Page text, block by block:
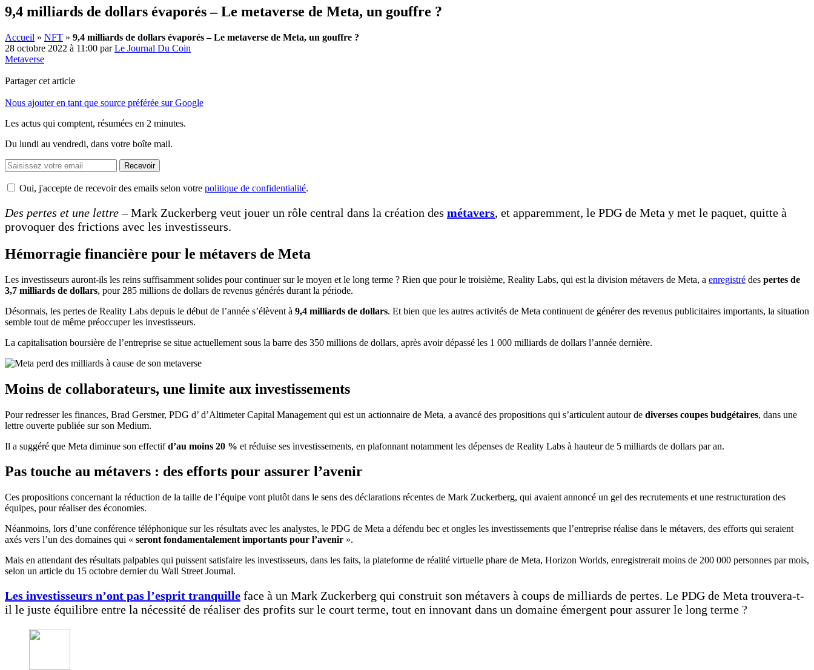
9,4 milliards de dollars évaporés – Le metaverse de Meta, un gouffre ?
Accueil » NFT » 9,4 milliards de dollars évaporés – Le metaverse de Meta, un gouffre ?
28 octobre 2022 à 11:00 parLe Journal Du Coin
Metaverse
Partager cet article
Nous ajouter en tant que source préférée sur Google
Les actus qui comptent, résumées en 2 minutes.
Du lundi au vendredi, dans votre boîte mail.
Recevoir
Oui, j'accepte de recevoir des emails selon votre politique de confidentialité.
Des pertes et une lettre– Mark Zuckerberg veut jouer un rôle central dans la création des métavers, et apparemment, le PDG de Meta y met le paquet, quitte à
provoquer des frictions avec les investisseurs.
Hémorragie financière pour le métavers de Meta
Les investisseurs auront-ils les reins suffisamment solides pour continuer sur le moyen et le long terme ? Rien que pour le troisième, Reality Labs, qui est la division métavers de Meta, a enregistré des pertes de
3,7 milliards de dollars, pour 285 millions de dollars de revenus générés durant la période.
Désormais, les pertes de Reality Labs depuis le début de l’année s’élèvent à 9,4 milliards de dollars. Et bien que les autres activités de Meta continuent de générer des revenus publicitaires importants, la situation
semble tout de même préoccuper les investisseurs.
La capitalisation boursière de l’entreprise se situe actuellement sous la barre des 350 millions de dollars, après avoir dépassé les 1 000 milliards de dollars l’année dernière.
Moins de collaborateurs, une limite aux investissements
Pour redresser les finances, Brad Gerstner, PDG d’ d’Altimeter Capital Management qui est un actionnaire de Meta, a avancé des propositions qui s’articulent autour de diverses coupes budgétaires, dans une
lettre ouverte publiée sur son Medium.
Il a suggéré que Meta diminue son effectifd’au moins 20 % et réduise ses investissements, en plafonnant notamment les dépenses de Reality Labs à hauteur de 5 milliards de dollars par an.
Pas touche au métavers : des efforts pour assurer l’avenir
Ces propositions concernant la réduction de la taille de l’équipe vont plutôt dans le sens des déclarations récentes de Mark Zuckerberg, qui avaient annoncé un gel des recrutements et une restructuration des
équipes, pour réaliser des économies.
Néanmoins, lors d’une conférence téléphonique sur les résultats avec les analystes, le PDG de Meta a défendu bec et ongles les investissements que l’entreprise réalise dans le métavers, des efforts qui seraient
axés vers l’un des domaines qui « seront fondamentalement importants pour l’avenir ».
Mais en attendant des résultats palpables qui puissent satisfaire les investisseurs, dans les faits, la plateforme de réalité virtuelle phare de Meta, Horizon Worlds, enregistrerait moins de 200 000 personnes par mois,
selon un article du 15 octobre dernier du Wall Street Journal.
Les investisseurs n’ont pas l’esprit tranquille face à un Mark Zuckerberg qui construit son métavers à coups de milliards de pertes. Le PDG de Meta trouvera-t-
il le juste équilibre entre la nécessité de réaliser des profits sur le court terme, tout en innovant dans un domaine émergent pour assurer le long terme ?